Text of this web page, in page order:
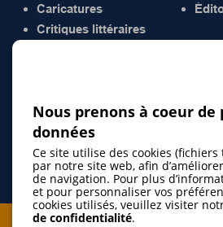
Caricatures
Critiques littéraires
Nous prenons à coeur de
données
Ce site utilise des cookies (fichiers
par notre site web, afin
de navigation. Pour plus
et pour personnaliser vos
cookies utilisés, veuillez visiter
de confidentialité.